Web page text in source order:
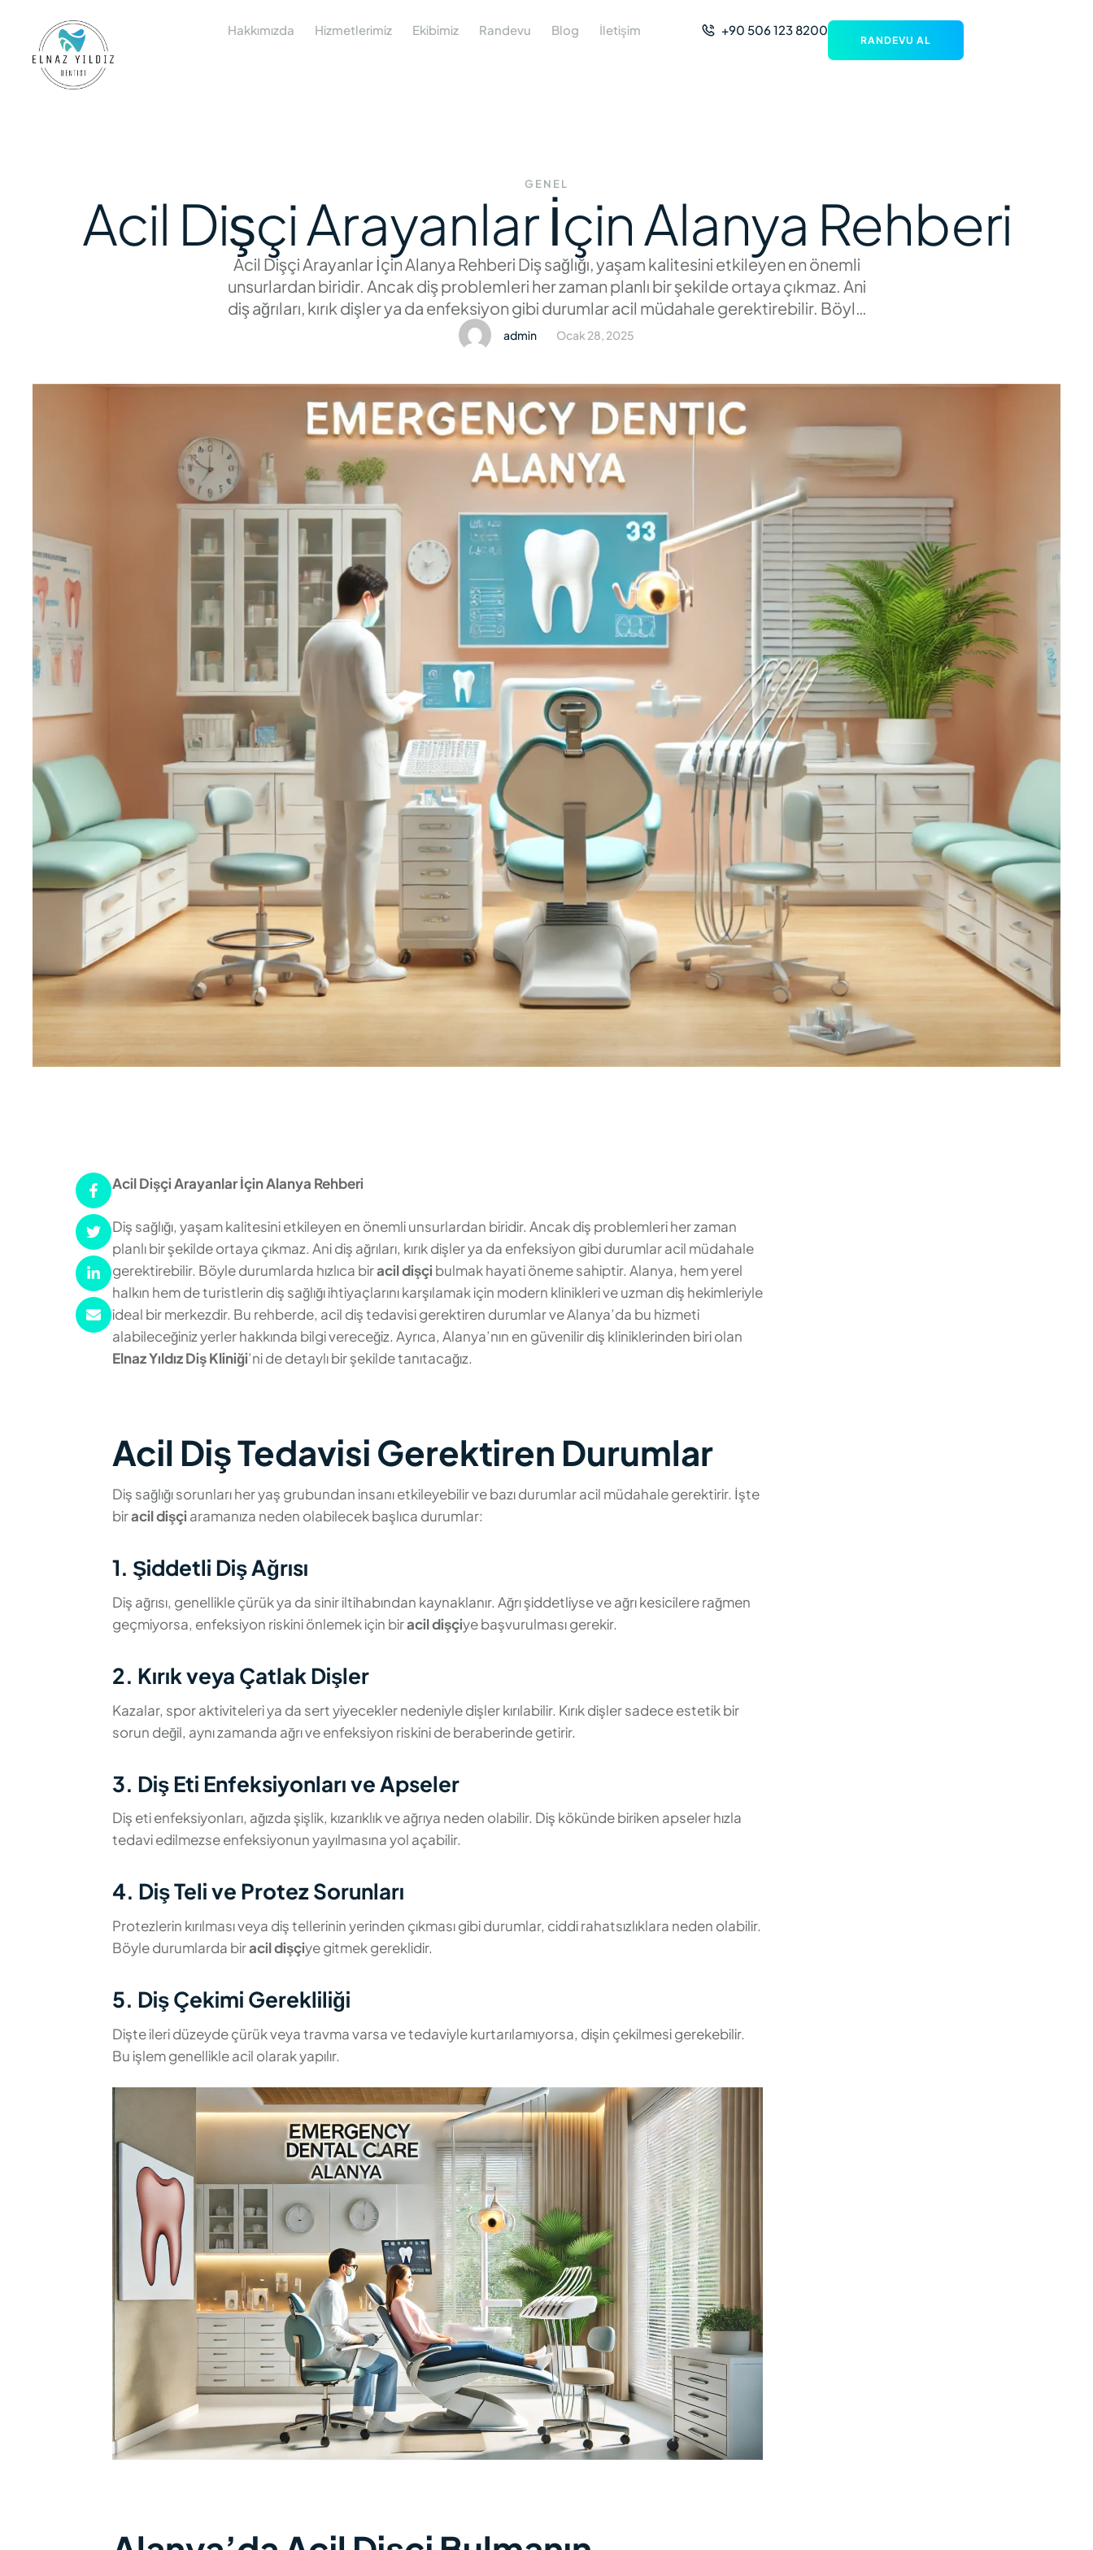
Hakkımızda Hizmetlerimiz Ekibimiz Randevu Blog İletişim +90 506 123 8200
RANDEVU AL
GENEL
Acil Dişçi Arayanlar İçin Alanya Rehberi
Acil Dişçi Arayanlar İçin Alanya Rehberi Diş sağlığı, yaşam kalitesini etkileyen en önemli
unsurlardan biridir. Ancak diş problemleri her zaman planlı bir şekilde ortaya çıkmaz. Ani
diş ağrıları, kırık dişler ya da enfeksiyon gibi durumlar acil müdahale gerektirebilir. Böyle
durumlarda hızlıca bir acil dişçi bulmak hayati öneme sahiptir. Alanya, hem yerel halkın
hem de turistlerin …
admin Ocak 28, 2025
Acil Dişçi Arayanlar İçin Alanya Rehberi
Diş sağlığı, yaşam kalitesini etkileyen en önemli unsurlardan biridir. Ancak diş problemleri her zaman
planlı bir şekilde ortaya çıkmaz. Ani diş ağrıları, kırık dişler ya da enfeksiyon gibi durumlar acil müdahale
gerektirebilir. Böyle durumlarda hızlıca biracil dişçi bulmak hayati öneme sahiptir. Alanya, hem yerel
halkın hem de turistlerin diş sağlığı ihtiyaçlarını karşılamak için modern klinikleri ve uzman diş hekimleriyle
ideal bir merkezdir. Bu rehberde, acil diş tedavisi gerektiren durumlar ve Alanya’da bu hizmeti
alabileceğiniz yerler hakkında bilgi vereceğiz. Ayrıca, Alanya’nın en güvenilir diş kliniklerinden biri olan
Elnaz Yıldız Diş Kliniği’ni de detaylı bir şekilde tanıtacağız.
Acil Diş Tedavisi Gerektiren Durumlar
Diş sağlığı sorunları her yaş grubundan insanı etkileyebilir ve bazı durumlar acil müdahale gerektirir. İşte
biracil dişçi aramanıza neden olabilecek başlıca durumlar:
1. Şiddetli Diş Ağrısı
Diş ağrısı, genellikle çürük ya da sinir iltihabından kaynaklanır. Ağrı şiddetliyse ve ağrı kesicilere rağmen
geçmiyorsa, enfeksiyon riskini önlemek için biracil dişçiye başvurulması gerekir.
2. Kırık veya Çatlak Dişler
Kazalar, spor aktiviteleri ya da sert yiyecekler nedeniyle dişler kırılabilir. Kırık dişler sadece estetik bir
sorun değil, aynı zamanda ağrı ve enfeksiyon riskini de beraberinde getirir.
3. Diş Eti Enfeksiyonları ve Apseler
Diş eti enfeksiyonları, ağızda şişlik, kızarıklık ve ağrıya neden olabilir. Diş kökünde biriken apseler hızla
tedavi edilmezse enfeksiyonun yayılmasına yol açabilir.
4. Diş Teli ve Protez Sorunları
Protezlerin kırılması veya diş tellerinin yerinden çıkması gibi durumlar, ciddi rahatsızlıklara neden olabilir.
Böyle durumlarda biracil dişçiye gitmek gereklidir.
5. Diş Çekimi Gerekliliği
Dişte ileri düzeyde çürük veya travma varsa ve tedaviyle kurtarılamıyorsa, dişin çekilmesi gerekebilir.
Bu işlem genellikle acil olarak yapılır.